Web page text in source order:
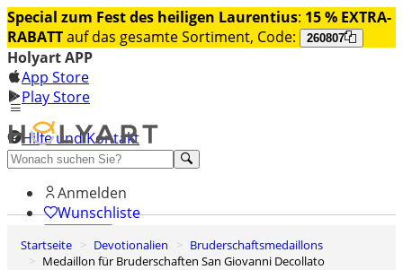
Special zum Fest des heiligen Laurentius: 15 % EXTRA-
RABATTauf das gesamte Sortiment, Code: 260807
Holyart APP
App Store
Play Store
Hilfe und Kontakt
Entdecken Sie Premium
Anmelden
Wunschliste
0
Warenkorb
Startseite Devotionalien
Bruderschaftsmedaillons
Medaillon für Bruderschaften San Giovanni Decollato